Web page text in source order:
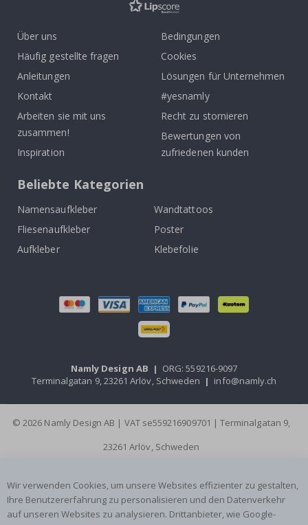
Über uns
Häufig gestellte fragen
Anleitungen
Kontakt
Arbeiten sie mit uns
zusammen!
Inspiration
Bedingungen
Cookies
Lösungen für Unternehmen
#yesnamly
Recht zu stornieren
Bewertungen von
zufriedenen kunden
Beliebte Kategorien
Namensaufkleber
Wandtattoos
Fliesenaufkleber
Poster
Aufkleber
Klebefolie
Namly Design AB | ORG: 559216-9097
Terminalgatan 9, 23261 Arlöv, Schweden | info@namly.ch
© 2026 Namly Design AB | VAT se559216909701 | Terminalgatan 9,
23261 Arlöv, Schweden
Wir verwenden Cookies, um unsere Websites effizienter zu gestalten,
Ihre Benutzererfahrung zu personalisieren und den Datenverkehr
auf unseren Websites zu analysieren. Drittanbieter, wie Google-